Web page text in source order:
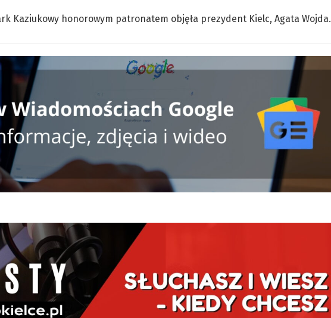
Kaziukowy honorowym patronatem objęła prezydent Kielc, Agata Wojda.